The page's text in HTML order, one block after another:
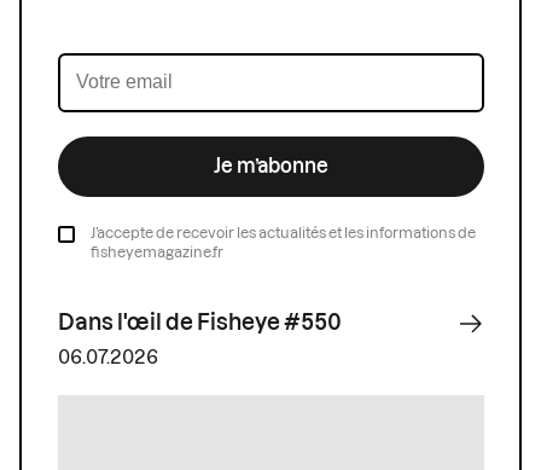
Je m’abonne
J’accepte de recevoir les actualités et les informations de
fisheyemagazine.fr
Dans l'œil de Fisheye #550
06.07.2026